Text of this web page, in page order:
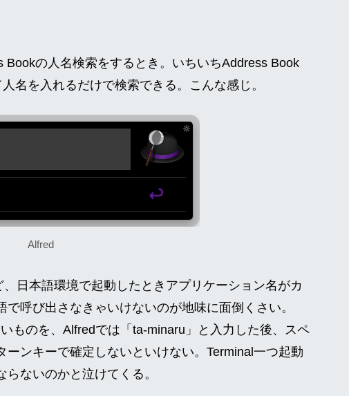
Bookの人名検索をするとき。いちいちAddress Book
名を入れるだけで検索できる。こんな感じ。
Alfred
日本語環境で起動したときアプリケーション名がカ
呼び出さなきゃいけないのが地味に面倒くさい。
ものを、Alfredでは「ta-minaru」と入力した後、スペ
ンキーで確定しないといけない。Terminal一つ起動
ないのかと泣けてくる。